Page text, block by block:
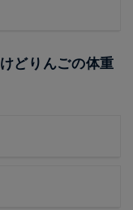
どりんごの体重